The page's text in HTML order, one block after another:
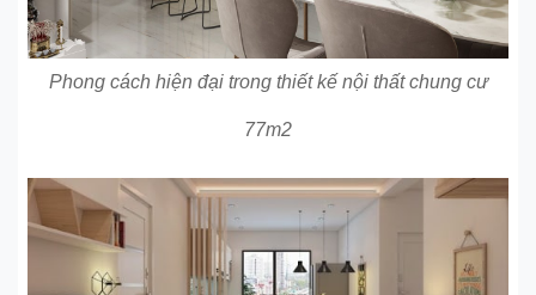
Phong cách hiện đại trong thiết kế nội thất chung cư
77m2